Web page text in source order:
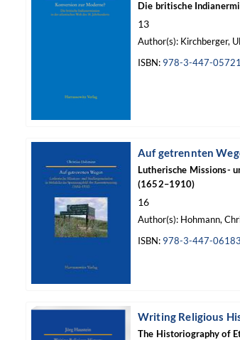
Die britische
13
Author(s): Kirchberger,
ISBN: 978-3-447-
Auf getrennten
Lutherische Missions-
(1652–1910)
16
Author(s): Hohmann,
ISBN: 978-3-447-
Writing Religious
The Historiography of